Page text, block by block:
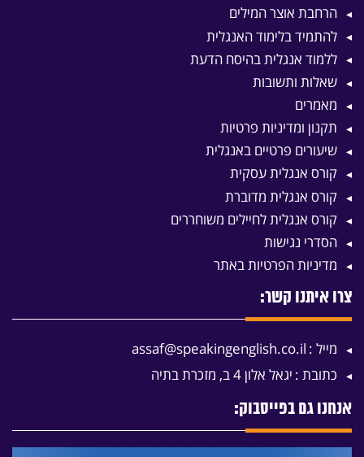
הרחבת אוצר המילים
להתמיד בלימוד האנגלית
ללמוד אנגלית בהיסח הדעת
שאלות ותשובות
מאמרים
תקנון ומדיניות פרטיות
שיעורים פרטיים באנגלית
קורס אנגלית עסקית
קורס אנגלית מדוברת
קורס אנגלית לחיילים משוחררים
הסדרי נגישות
מדיניות הפרטיות באתר
צרו איתנו קשר:
מייל : assaf@speakingenglish.co.il
כתובת : יגאל אלון 4 ב, מזכרת בתיה
אנחנו גם בפייסבוק: